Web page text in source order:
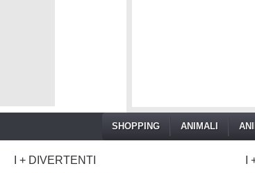
SHOPPING ANIMALI
I + DIVERTENTI